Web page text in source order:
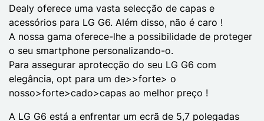
Dealy oferece uma vasta selecção de capas e
acessórios para LG G6. Além disso, não é caro !
A nossa gama oferece-lhe a possibilidade de proteger
o seu smartphone personalizando-o.
Para assegurar aprotecção do seu LG G6 com
elegância, opt para um de>>forte> o
nosso>forte>cado>capas ao melhor preço !
A LG G6 está a enfrentar um ecrã de 5,7 polegadas